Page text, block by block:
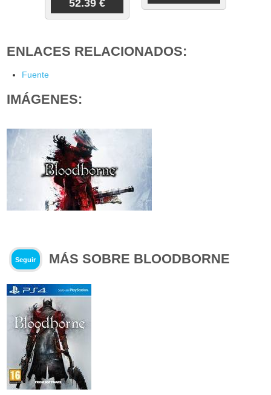
52.39 €
ENLACES RELACIONADOS:
Fuente
IMÁGENES:
Seguir MÁS SOBRE BLOODBORNE